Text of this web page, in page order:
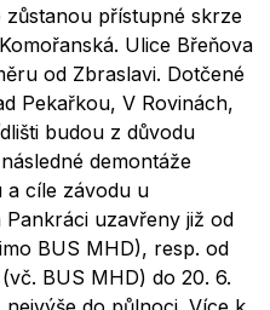
zůstanou přístupné skrze
Ulice Břeňova
od Zbraslavi. Dotčené
Pekařkou, V Rovinách,
budou z důvodu
demontáže
a cíle závodu u
uzavřeny již od
BUS MHD), resp. od
BUS MHD) do 20. 6.